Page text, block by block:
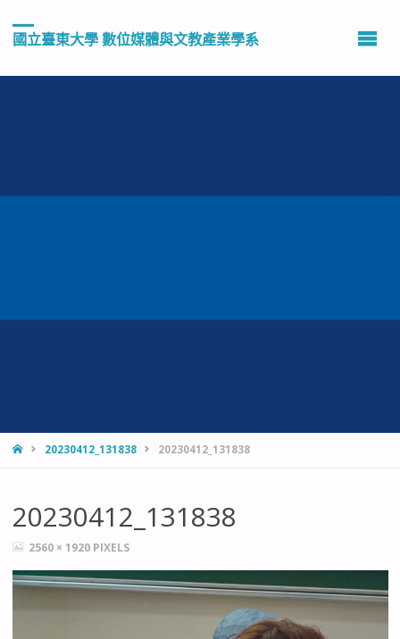
國立臺東大學 數位媒體與文教產業學系
HOME20230412_131838 20230412_131838
20230412_131838
FULL2560 × 1920 PIXELS